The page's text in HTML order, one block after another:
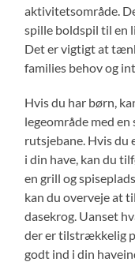
aktivitetsområde.
spille boldspil til en
Det er vigtigt at
families behov og
Hvis du har børn,
legeområde med en
rutsjebane. Hvis du
i din have, kan du
en grill og
kan du overveje at
dasekrog. Uanset
der er tilstrækkelig
godt ind i din